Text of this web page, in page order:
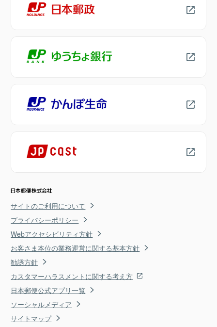
サイトのご利用について
プライバシーポリシー
Webアクセシビリティ方針
お客さま本位の業務運営に関する基本方針
勧誘方針
カスタマーハラスメントに関する考え方
日本郵便公式アプリ一覧
ソーシャルメディア
サイトマップ